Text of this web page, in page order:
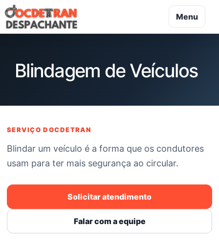
Menu
Blindagem de Veículos
SERVIÇO DOCDETRAN
Blindar um veículo é a forma que os condutores
usam para ter mais segurança ao circular.
Solicitar atendimento
Falar com a equipe